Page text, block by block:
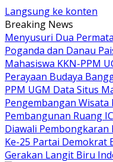
Langsung ke konten
Breaking News
Menyusuri Dua
Poganda dan Danau
Mahasiswa KKN-PPM
Perayaan Budaya
PPM UGM Data Situs
Pengembangan
Pembangunan Ruang
Diawali Pembongkaran
Ke-25 Partai Demokrat
Gerakan Langit Biru